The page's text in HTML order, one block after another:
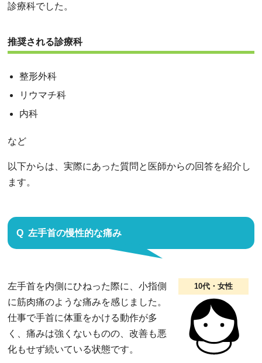
診療科でした。
推奨される診療科
整形外科
リウマチ科
内科
など
以下からは、実際にあった質問と医師からの回答を紹介し
ます。
左手首の慢性的な痛み
10代・女性
左手首を内側にひねった際に、小指側
に筋肉痛のような痛みを感じました。
仕事で手首に体重をかける動作が多
く、痛みは強くないものの、改善も悪
化もせず続いている状態です。